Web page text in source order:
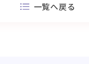
一覧へ戻る